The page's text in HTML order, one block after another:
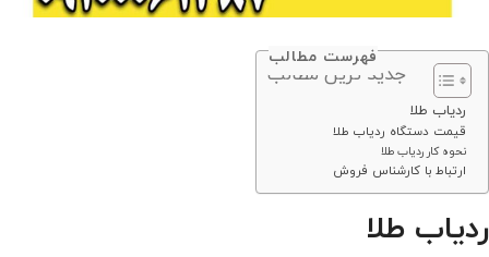
فهرست مطالب
جدید ترین مطالب
ردیاب طلا
قیمت دستگاه ردیاب طلا
نحوه کار ردیاب طلا
ارتباط با کارشناس فروش
ردیاب طلا